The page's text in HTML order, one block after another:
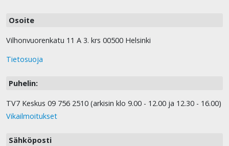
Osoite
Vilhonvuorenkatu 11 A 3. krs 00500 Helsinki
Tietosuoja
Puhelin:
TV7 Keskus 09 756 2510 (arkisin klo 9.00 - 12.00 ja 12.30 - 16.00)
Vikailmoitukset
Sähköposti